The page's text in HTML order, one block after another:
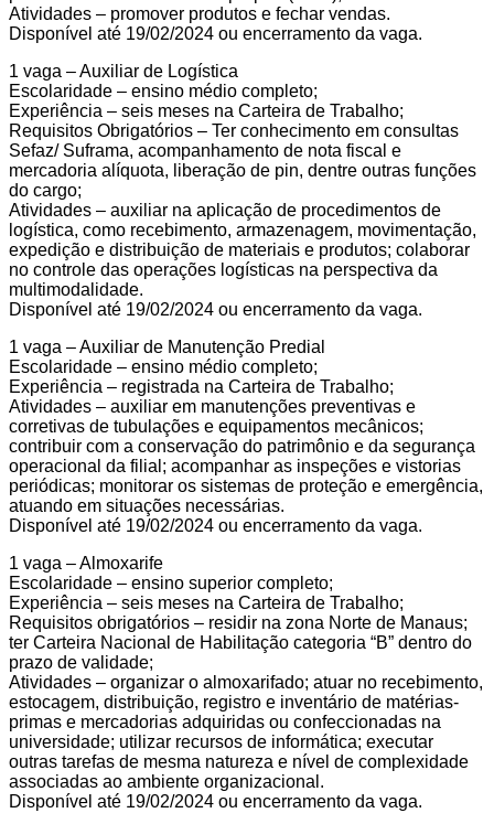
Atividades – promover produtos e fechar vendas.
Disponível até 19/02/2024 ou encerramento da vaga.
1 vaga – Auxiliar de Logística
Escolaridade – ensino médio completo;
Experiência – seis meses na Carteira de Trabalho;
Requisitos Obrigatórios – Ter conhecimento em consultas
Sefaz/ Suframa, acompanhamento de nota fiscal e
mercadoria alíquota, liberação de pin, dentre outras funções
do cargo;
Atividades – auxiliar na aplicação de procedimentos de
logística, como recebimento, armazenagem, movimentação,
expedição e distribuição de materiais e produtos; colaborar
no controle das operações logísticas na perspectiva da
multimodalidade.
Disponível até 19/02/2024 ou encerramento da vaga.
1 vaga – Auxiliar de Manutenção Predial
Escolaridade – ensino médio completo;
Experiência – registrada na Carteira de Trabalho;
Atividades – auxiliar em manutenções preventivas e
corretivas de tubulações e equipamentos mecânicos;
contribuir com a conservação do patrimônio e da segurança
operacional da filial; acompanhar as inspeções e vistorias
periódicas; monitorar os sistemas de proteção e emergência,
atuando em situações necessárias.
Disponível até 19/02/2024 ou encerramento da vaga.
1 vaga – Almoxarife
Escolaridade – ensino superior completo;
Experiência – seis meses na Carteira de Trabalho;
Requisitos obrigatórios – residir na zona Norte de Manaus;
ter Carteira Nacional de Habilitação categoria “B” dentro do
prazo de validade;
Atividades – organizar o almoxarifado; atuar no recebimento,
estocagem, distribuição, registro e inventário de matérias-
primas e mercadorias adquiridas ou confeccionadas na
universidade; utilizar recursos de informática; executar
outras tarefas de mesma natureza e nível de complexidade
associadas ao ambiente organizacional.
Disponível até 19/02/2024 ou encerramento da vaga.